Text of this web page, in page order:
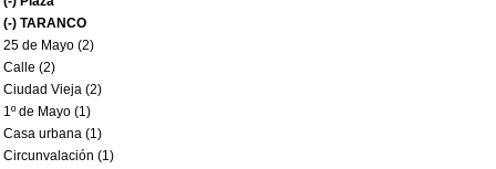
(-) TARANCO
25 de Mayo (2)
Calle (2)
Ciudad Vieja (2)
1º de Mayo (1)
Casa urbana (1)
Circunvalación (1)